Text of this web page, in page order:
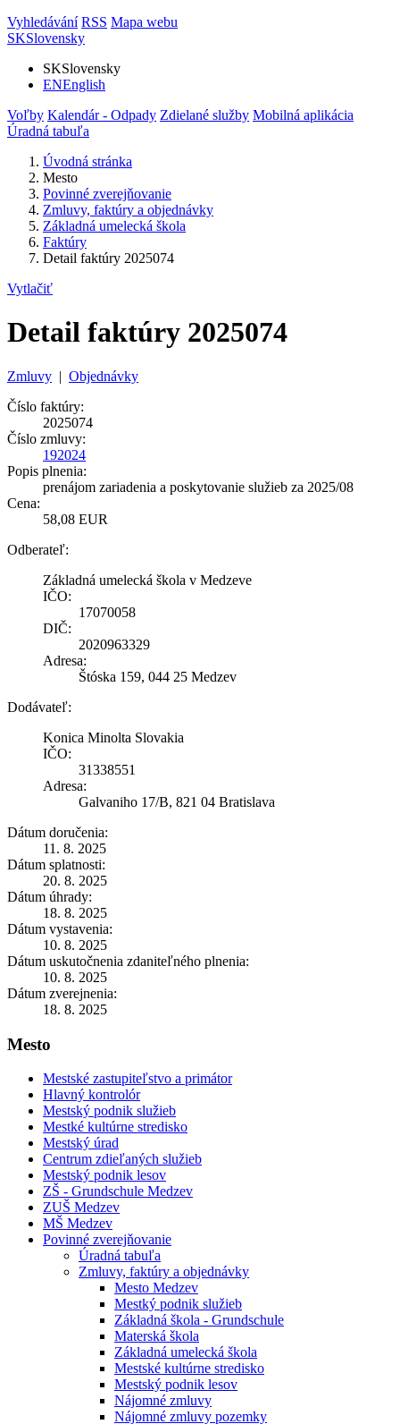
Vyhledávání RSS Mapa webu
SKSlovensky
SKSlovensky
ENEnglish
Voľby Kalendár - Odpady Zdielané služby Mobilná aplikácia
Úradná tabuľa
Úvodná stránka
Mesto
Povinné zverejňovanie
Zmluvy, faktúry a objednávky
Základná umelecká škola
Faktúry
Detail faktúry 2025074
Vytlačiť
Detail faktúry 2025074
Zmluvy | Objednávky
Číslo faktúry:
2025074
Číslo zmluvy:
192024
Popis plnenia:
prenájom zariadenia a poskytovanie služieb za 2025/08
Cena:
58,08 EUR
Odberateľ:
Základná umelecká škola v Medzeve
IČO:
17070058
DIČ:
2020963329
Adresa:
Štóska 159, 044 25 Medzev
Dodávateľ:
Konica Minolta Slovakia
IČO:
31338551
Adresa:
Galvaniho 17/B, 821 04 Bratislava
Dátum doručenia:
11. 8. 2025
Dátum splatnosti:
20. 8. 2025
Dátum úhrady:
18. 8. 2025
Dátum vystavenia:
10. 8. 2025
Dátum uskutočnenia zdaniteľného plnenia:
10. 8. 2025
Dátum zverejnenia:
18. 8. 2025
Mesto
Mestské zastupiteľstvo a primátor
Hlavný kontrolór
Mestský podnik služieb
Mestké kultúrne stredisko
Mestský úrad
Centrum zdieľaných služieb
Mestský podnik lesov
ZŠ - Grundschule Medzev
ZUŠ Medzev
MŠ Medzev
Povinné zverejňovanie
Úradná tabuľa
Zmluvy, faktúry a objednávky
Mesto Medzev
Mestký podnik služieb
Základná škola - Grundschule
Materská škola
Základná umelecká škola
Mestské kultúrne stredisko
Mestský podnik lesov
Nájomné zmluvy
Nájomné zmluvy pozemky